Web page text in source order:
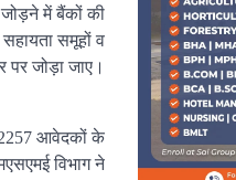
में बैंकों की
समूहों व
पर जोड़ा जाए।
2257 आवेदकों के
विभाग ने